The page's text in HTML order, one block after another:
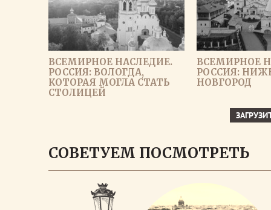
ВСЕМИРНОЕ НАСЛЕДИЕ.
РОССИЯ: ВОЛОГДА,
КОТОРАЯ МОГЛА СТАТЬ
СТОЛИЦЕЙ
ВСЕМИРНОЕ
РОССИЯ:
НОВГОРОД
СОВЕТУЕМ ПОСМОТРЕТЬ